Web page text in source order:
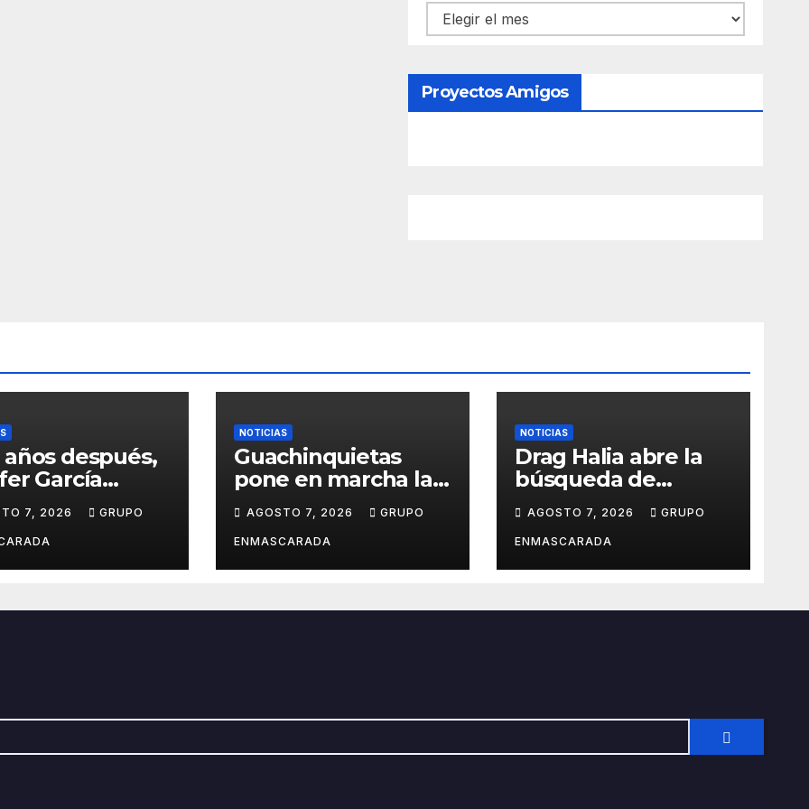
Contenido
Proyectos Amigos
años después,
García
su sueño
en el
de
de
para el
7, 2026 GRUPO
NOTICIAS
Guachinquietas
pone en marcha la
creación de su
repertorio para el
Carnaval 2027
AGOSTO 7, 2026 GRUPO
ENMASCARADA
NOTICIAS
Drag Halia abre la
búsqueda de
patrocinadores para
su participación en
el Carnaval de Las
Palmas de Gran
AGOSTO 7, 2026 GRUPO
ENMASCARADA